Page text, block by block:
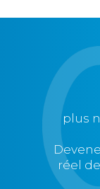
plus
réel